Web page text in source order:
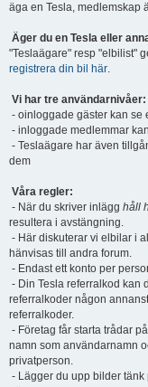
äga en Tesla, medlemskap
Äger du en Tesla eller
"Teslaägare" resp "elbilist"
registrera din bil här.
Vi har tre användarnivåer:
- oinloggade gäster kan se
- inloggade medlemmar
- Teslaägare har även
dem
Våra regler:
- När du skriver inlägg håll
resultera i avstängning.
- Här diskuterar vi elbilar i
hänvisas till andra forum.
- Endast ett konto per
- Din Tesla referralkod kan
referralkoder någon
referralkoder.
- Företag får starta trådar
namn som användarnamn
privatperson.
- Lägger du upp bilder